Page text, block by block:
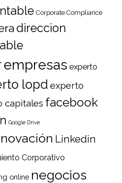
Corporate Compliance
direccion
empresas experto
lopd experto
capitales facebook
Google Drive
Linkedin
Corporativo
online negocios